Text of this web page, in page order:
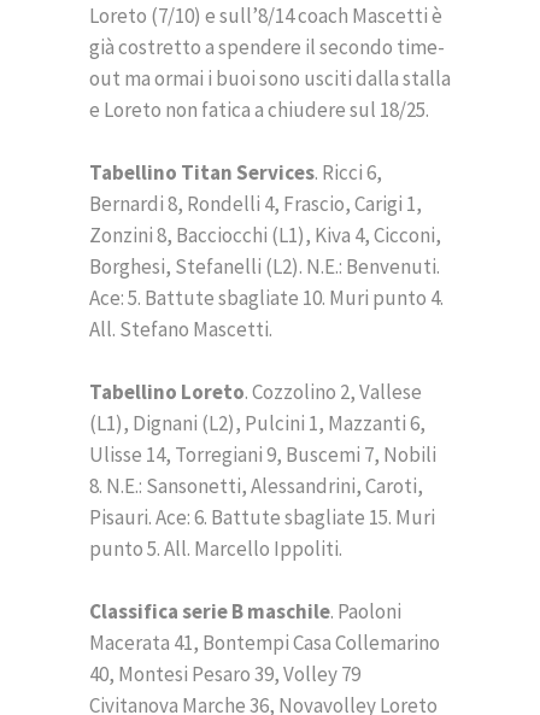
Loreto (7/10) e sull’8/14 coach Mascetti è
già costretto a spendere il secondo time-
out ma ormai i buoi sono usciti dalla stalla
e Loreto non fatica a chiudere sul 18/25.
Tabellino Titan Services. Ricci 6,
Bernardi 8, Rondelli 4, Frascio, Carigi 1,
Zonzini 8, Bacciocchi (L1), Kiva 4, Cicconi,
Borghesi, Stefanelli (L2). N.E.: Benvenuti.
Ace: 5. Battute sbagliate 10. Muri punto 4.
All. Stefano Mascetti.
Tabellino Loreto. Cozzolino 2, Vallese
(L1), Dignani (L2), Pulcini 1, Mazzanti 6,
Ulisse 14, Torregiani 9, Buscemi 7, Nobili
8. N.E.: Sansonetti, Alessandrini, Caroti,
Pisauri. Ace: 6. Battute sbagliate 15. Muri
punto 5. All. Marcello Ippoliti.
Classifica serie B maschile. Paoloni
Macerata 41, Bontempi Casa Collemarino
40, Montesi Pesaro 39, Volley 79
Civitanova Marche 36, Novavolley Loreto